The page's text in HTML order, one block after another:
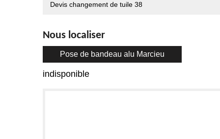
Devis changement de tuile 38
Nous localiser
Pose de bandeau alu Marcieu
indisponible